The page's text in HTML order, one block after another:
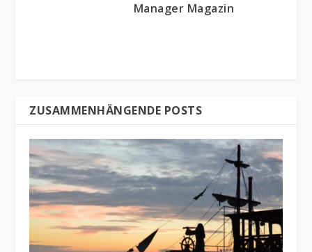
Manager Magazin
ZUSAMMENHÄNGENDE POSTS